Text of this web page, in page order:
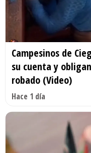
Campesinos de
su cuenta y
robado (Video)
Hace 1 día